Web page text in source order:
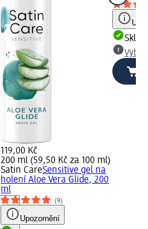
119,00 Kč
200 ml (59,50 Kč za 100 ml)
Satin CareSensitive gel na
holení Aloe Vera Glide, 200
ml
(9)
Upozornění